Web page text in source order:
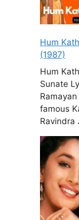
Hum
(1987)
Hum
Sunate
famous
Ravindra